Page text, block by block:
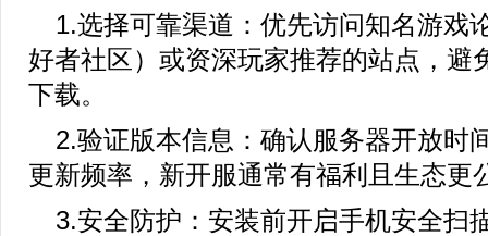
1.选择可靠渠道：优先访问知名游戏
好者社区）或资深玩家推荐的站点，避
下载。
2.验证版本信息：确认服务器开放时
更新频率，新开服通常有福利且生态更
3.安全防护：安装前开启手机安全扫